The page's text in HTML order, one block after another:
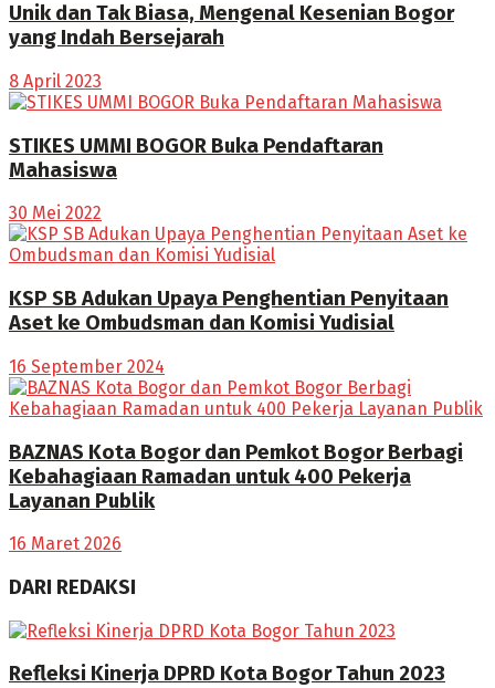
Unik dan Tak Biasa, Mengenal Kesenian Bogor
yang Indah Bersejarah
8 April 2023
STIKES UMMI BOGOR Buka Pendaftaran
Mahasiswa
30 Mei 2022
KSP SB Adukan Upaya Penghentian Penyitaan
Aset ke Ombudsman dan Komisi Yudisial
16 September 2024
BAZNAS Kota Bogor dan Pemkot Bogor Berbagi
Kebahagiaan Ramadan untuk 400 Pekerja
Layanan Publik
16 Maret 2026
DARI REDAKSI
Refleksi Kinerja DPRD Kota Bogor Tahun 2023